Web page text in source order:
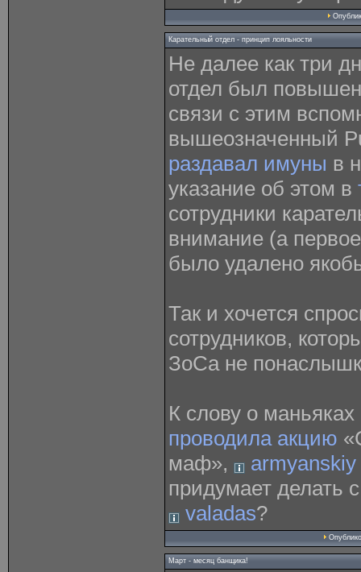
Карательный отдел - принцип лояльности
Не далее как три
отдел был
связи с этим
вышеозначенный
раздавал имуны в
указание об этом в
сотрудники
внимание (а
было удалено
Так и хочется
сотрудников,
ЗоСа не
К слову о
проводила акцию
маф»,
armyanskiy
придумает делать
valadas?
Март - месяц банщика!